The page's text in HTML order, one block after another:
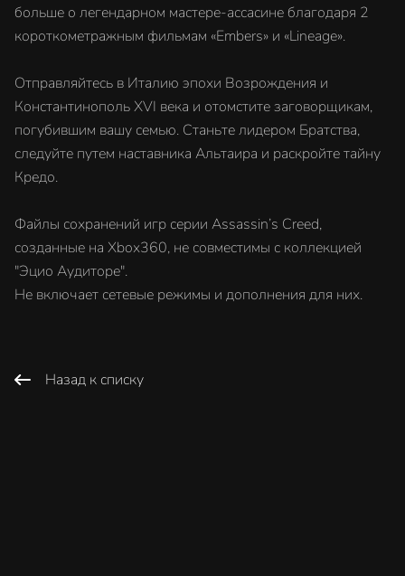
больше о легендарном мастере-ассасине благодаря 2
короткометражным фильмам «Embers» и «Lineage».
Отправляйтесь в Италию эпохи Возрождения и
Константинополь XVI века и отомстите заговорщикам,
погубившим вашу семью. Станьте лидером Братства,
следуйте путем наставника Альтаира и раскройте тайну
Кредо.
Файлы сохранений игр серии Assassin’s Creed,
созданные на Xbox360, не совместимы с коллекцией
"Эцио Аудиторе".
Не включает сетевые режимы и дополнения для них.
Назад к списку